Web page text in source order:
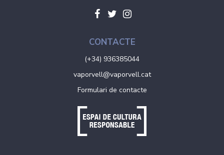
CONTACTE
(+34) 936385044
vaporvell@vaporvell.cat
Formulari de contacte